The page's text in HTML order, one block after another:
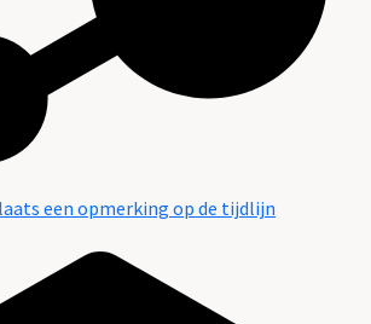
een opmerking op de tijdlijn